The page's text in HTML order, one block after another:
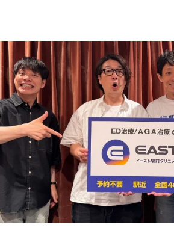
トピックス
TBS Podcast
お知らせ
イベント・グッズ
YouTube
会社情報